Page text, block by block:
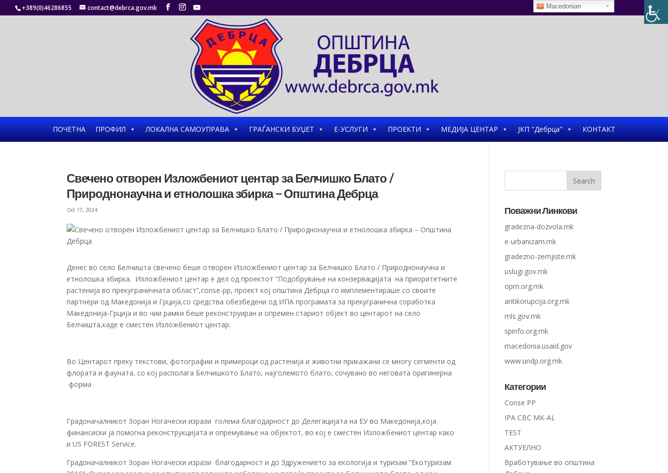
+389(0)46286855 contact@debrca.gov.mk
ПОЧЕТНА ПРОФИЛ ЛОКАЛНА САМОУПРАВА ГРАЃАНСКИ БУЏЕТ Е-УСЛУГИ ПРОЕКТИ МЕДИЈА ЦЕНТАР ЈКП "Дебрца" КОНТАКТ
Свечено отворен Изложбениот центар за Белчишко Блато /
Природнонаучна и етнолошка збирка – Општина Дебрца
Oct 17, 2024
Денес во село Белчишта свечено беше отворен Изложбениот центар за Белчишко Блато / Природнонаучна и
етнолошка збирка. Изложбениот центар е дел од проектот “Подобрување на конзервацијата на приоритетните
растенија во прекуграничната област”,conse-pp, проект кој општина Дебрца го имплементираше со своите
партнери од Македонија и Грција,со средства обезбедени од ИПА програмата за прекугранична соработка
Македонија-Грција и во чии рамки беше реконструиран и опремен стариот објект во центарот на село
Белчишта,каде е сместен Изложбениот центар.
Во Центарот преку текстови, фотографии и примероци од растенија и животни прикажани се многу сегменти од
флората и фауната, со кој располага Белчишкото Блато, најголемото блато, сочувано во неговата оригинерна
форма
Градоначалникот Зоран Ногачески изрази голема благодарност до Делегацијата на ЕУ во Македонија,која
финансиски ја помогна реконструкцијата и опремување на објектот, во кој е сместен Изложбениот центар како
и US FOREST Service.
Градоначалникот Зоран Ногачески изрази благодарност и до Здружението за екологија и туризам “Екотуризам
Поважни Линкови
gradezna-dozvola.mk
e-urbanizam.mk
gradezno-zemjiste.mk
uslugi.gov.mk
opm.org.mk
antikorupcija.org.mk
mls.gov.mk
spinfo.org.mk
macedonia.usaid.gov
www.undp.org.mk
Категории
Conse PP
IPA CBC MK-AL
TEST
АКТУЕЛНО
Вработување во општина
Macedonian